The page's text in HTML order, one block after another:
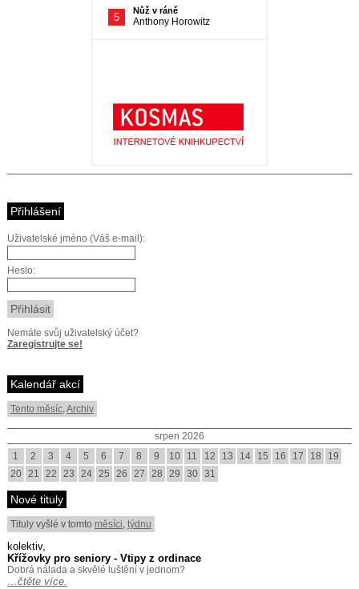
Přihlášení
Uživatelské jméno (Váš e-mail):
Heslo:
Nemáte svůj uživatelský účet?
Zaregistrujte se!
Kalendář akcí
Tento měsíc,Archiv
srpen 2026
1
2 3 4 5 6 7 8 9 10 11 12 13 14 15 16 17 18
19
20 21 22 23 24 25 26 27 28 29 30 31
Nové tituly
Tituly vyšlé v tomto měsíci, týdnu
kolektiv,
Křížovky pro seniory - Vtipy z ordinace
Dobrá nálada a skvělé luštění v jednom?
…čtěte více.